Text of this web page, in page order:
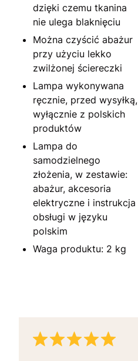
dzięki czemu tkanina
nie ulega blaknięciu
Można czyścić abażur
przy użyciu lekko
zwilżonej ściereczki
Lampa wykonywana
ręcznie, przed wysyłką,
wyłącznie z polskich
produktów
Lampa do
samodzielnego
złożenia, w zestawie:
abażur, akcesoria
elektryczne i instrukcja
obsługi w języku
polskim
Waga produktu: 2 kg